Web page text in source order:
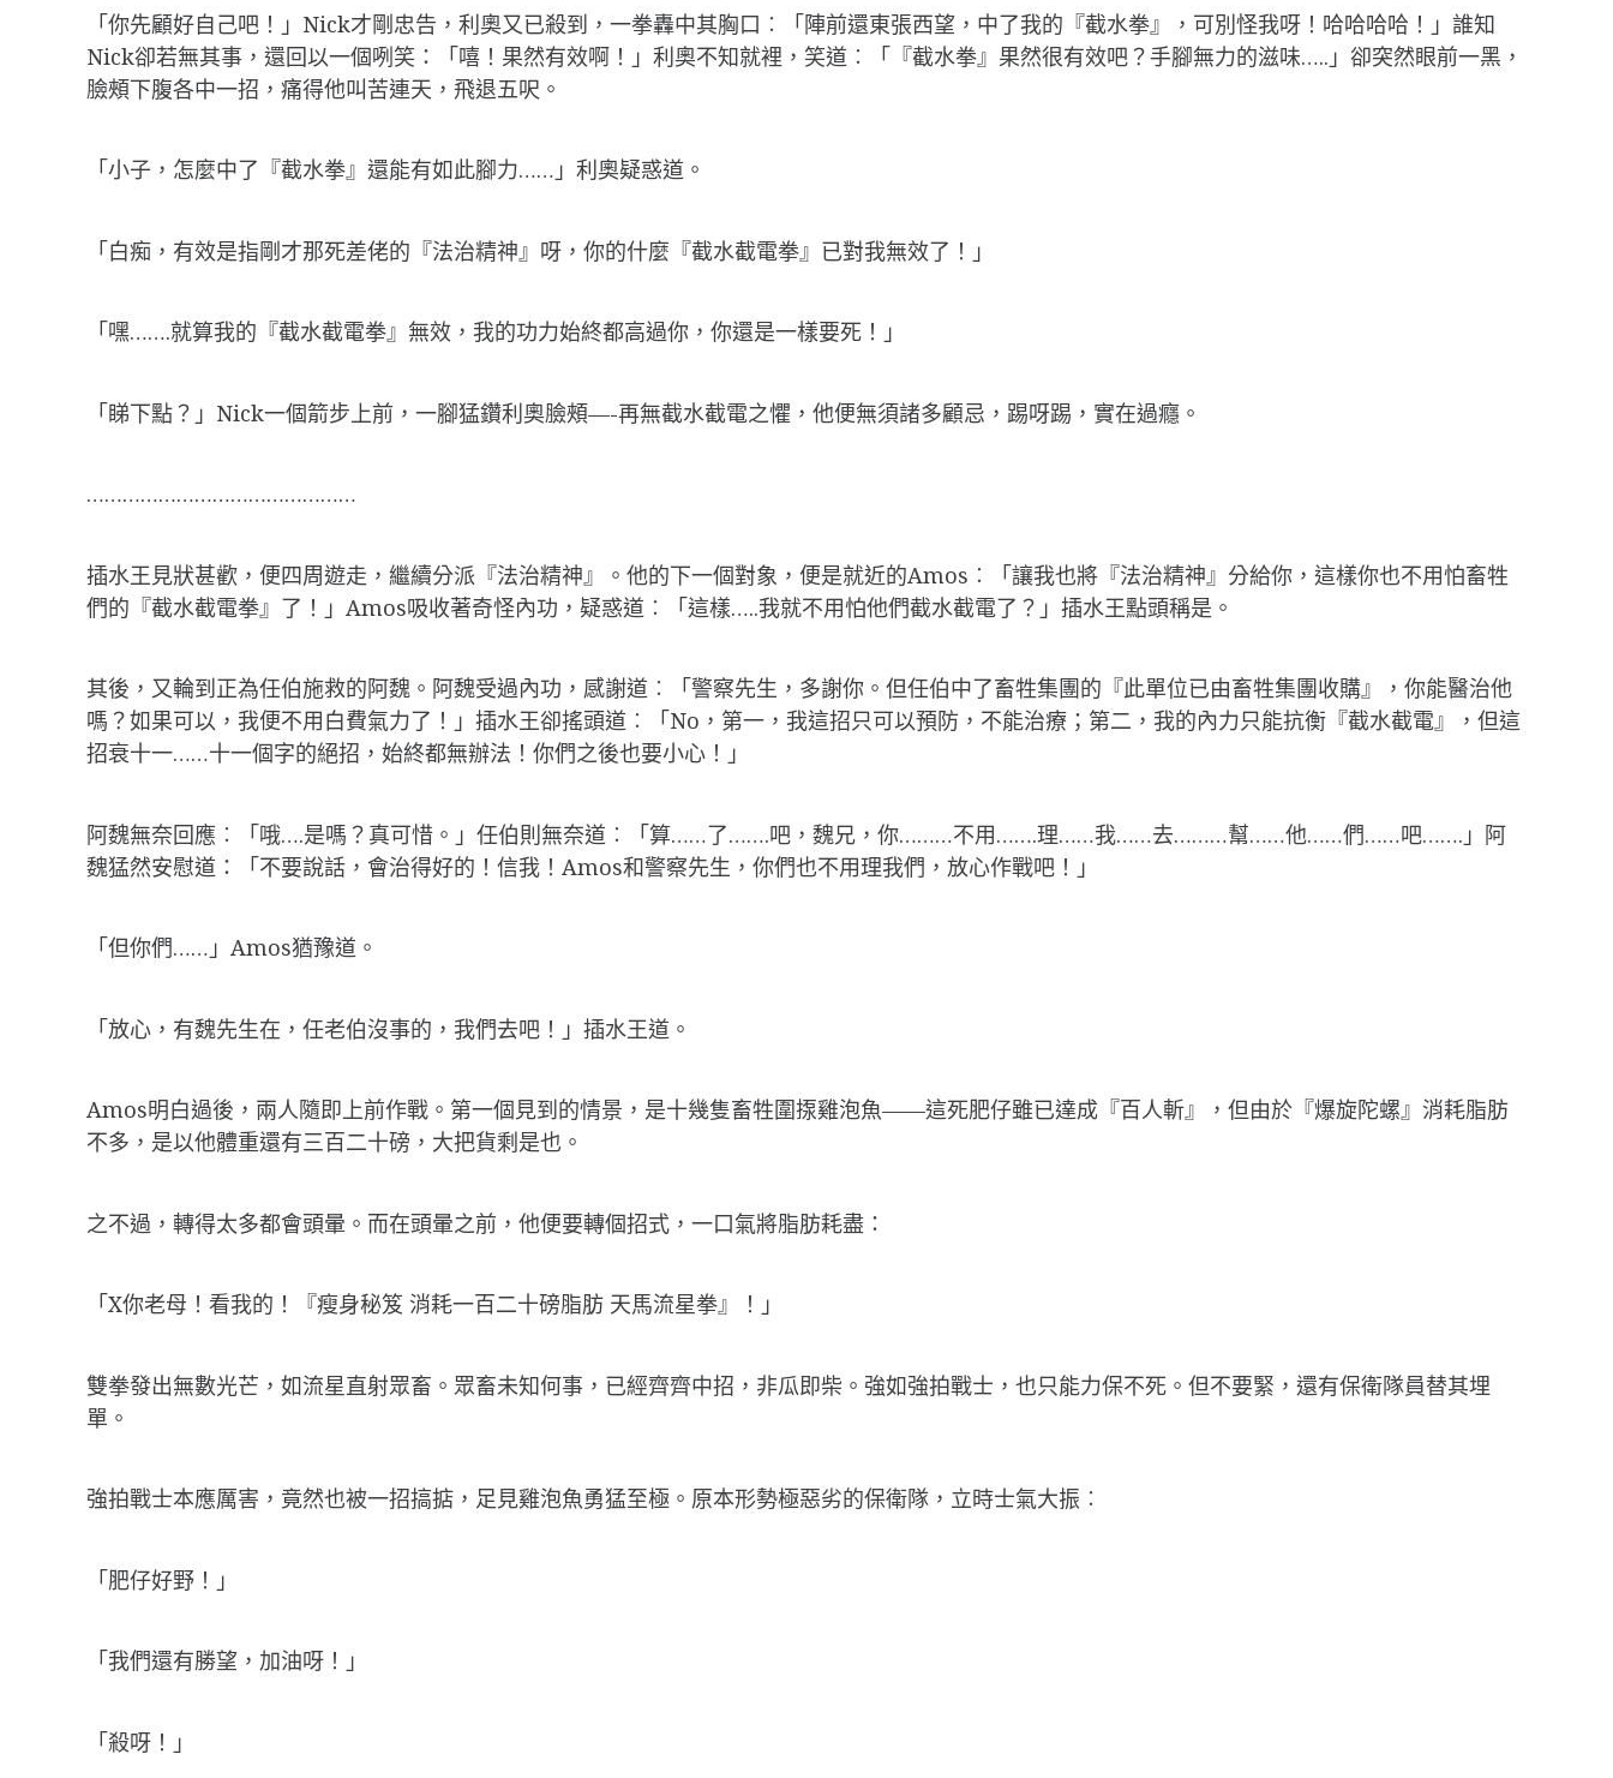
「你先顧好自己吧！」Nick才剛忠告，利奧又已殺到，一拳轟中其胸口︰「陣前還東張西望，中了我的『截水拳』，可別怪我呀！哈哈哈哈！」誰知
Nick卻若無其事，還回以一個咧笑：「嘻！果然有效啊！」利奧不知就裡，笑道︰「『截水拳』果然很有效吧？手腳無力的滋味…..」卻突然眼前一黑，
臉頰下腹各中一招，痛得他叫苦連天，飛退五呎。
「小子，怎麼中了『截水拳』還能有如此腳力……」利奧疑惑道。
「白痴，有效是指剛才那死差佬的『法治精神』呀，你的什麼『截水截電拳』已對我無效了！」
「嘿…….就算我的『截水截電拳』無效，我的功力始終都高過你，你還是一樣要死！」
「睇下點？」Nick一個箭步上前，一腳猛鑽利奧臉頰—-再無截水截電之懼，他便無須諸多顧忌，踢呀踢，實在過癮。
………………………………………
插水王見狀甚歡，便四周遊走，繼續分派『法治精神』。他的下一個對象，便是就近的Amos︰「讓我也將『法治精神』分給你，這樣你也不用怕畜牲
們的『截水截電拳』了！」Amos吸收著奇怪內功，疑惑道︰「這樣…..我就不用怕他們截水截電了？」插水王點頭稱是。
其後，又輪到正為任伯施救的阿魏。阿魏受過內功，感謝道︰「警察先生，多謝你。但任伯中了畜牲集團的『此單位已由畜牲集團收購』，你能醫治他
嗎？如果可以，我便不用白費氣力了！」插水王卻搖頭道︰「No，第一，我這招只可以預防，不能治療；第二，我的內力只能抗衡『截水截電』，但這
招衰十一……十一個字的絕招，始終都無辦法！你們之後也要小心！」
阿魏無奈回應︰「哦….是嗎？真可惜。」任伯則無奈道︰「算……了…….吧，魏兄，你………不用…….理……我……去………幫……他……們……吧…….」阿
魏猛然安慰道：「不要說話，會治得好的！信我！Amos和警察先生，你們也不用理我們，放心作戰吧！」
「但你們……」Amos猶豫道。
「放心，有魏先生在，任老伯沒事的，我們去吧！」插水王道。
Amos明白過後，兩人隨即上前作戰。第一個見到的情景，是十幾隻畜牲圍揼雞泡魚——這死肥仔雖已達成『百人斬』，但由於『爆旋陀螺』消耗脂肪
不多，是以他體重還有三百二十磅，大把貨剩是也。
之不過，轉得太多都會頭暈。而在頭暈之前，他便要轉個招式，一口氣將脂肪耗盡：
「X你老母！看我的！『瘦身秘笈 消耗一百二十磅脂肪 天馬流星拳』！」
雙拳發出無數光芒，如流星直射眾畜。眾畜未知何事，已經齊齊中招，非瓜即柴。強如強拍戰士，也只能力保不死。但不要緊，還有保衛隊員替其埋
單。
強拍戰士本應厲害，竟然也被一招搞掂，足見雞泡魚勇猛至極。原本形勢極惡劣的保衛隊，立時士氣大振︰
「肥仔好野！」
「我們還有勝望，加油呀！」
「殺呀！」